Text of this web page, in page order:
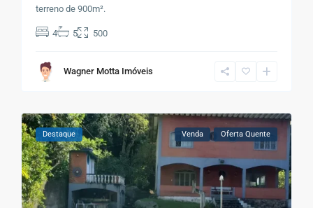
terreno de 900m².
4 5 500
Wagner Motta Imóveis
Destaque Venda Oferta Quente